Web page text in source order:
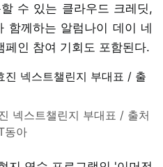
수 있는 클라우드 크레딧,
함께하는 알럼나이 데이 네
페인 참여 기회도 포함된다.
넥스트챌린지 부대표 / 출처
동아